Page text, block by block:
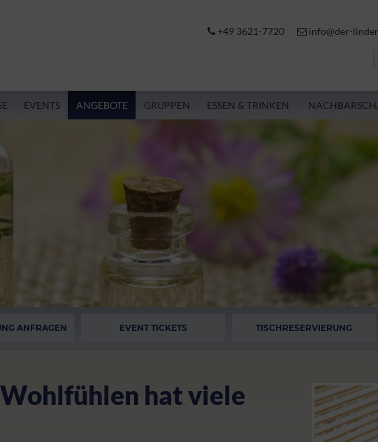
+49 3621-7720 info@der-
EVENTS ANGEBOTE GRUPPEN ESSEN & TRINKEN
ANFRAGEN EVENT TICKETS TISCHRESERVIERUNG
hat viele